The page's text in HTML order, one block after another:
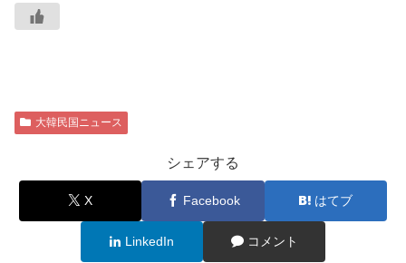
大韓民国ニュース
シェアする
X Facebook はてブ
LinkedIn コメント